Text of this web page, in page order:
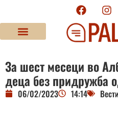
За шест месеци во
деца без придружба
06/02/2023 14:14 Вести